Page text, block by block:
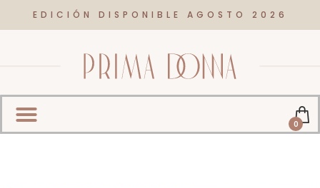
EDICIÓN DISPONIBLE AGOSTO 2026
0